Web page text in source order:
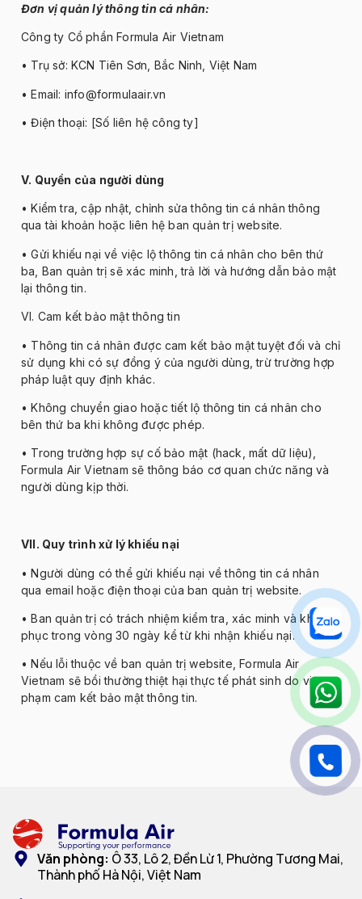
Đơn vị quản lý thông tin cá nhân:
Công ty Cổ phần Formula Air Vietnam
• Trụ sở: KCN Tiên Sơn, Bắc Ninh, Việt Nam
• Email: info@formulaair.vn
•Điện thoại: [Số liên hệ công ty]
V. Quyền của người dùng
• Kiểm tra, cập nhật, chỉnh sửa thông tin cá nhân thông
qua tài khoản hoặc liên hệ ban quản trị website.
• Gửi khiếu nại về việc lộ thông tin cá nhân cho bên thứ
ba, Ban quản trị sẽ xác minh, trả lời và hướng dẫn bảo mật
lại thông tin.
VI. Cam kết bảo mật thông tin
• Thông tin cá nhânđược cam kết bảo mật tuyệtđối và chỉ
sử dụng khi có sự đồng ý của người dùng, trừ trường hợp
pháp luật quy định khác.
• Không chuyển giao hoặc tiết lộ thông tin cá nhân cho
bên thứ ba khi khôngđược phép.
• Trong trường hợp sự cố bảo mật (hack, mất dữ liệu),
Formula Air Vietnam sẽ thông báo cơ quan chức năng và
người dùng kịp thời.
VII. Quy trình xử lý khiếu nại
• Người dùng có thể gửi khiếu nại về thông tin cá nhân
qua email hoặcđiện thoại của ban quản trị website.
• Ban quản trị có trách nhiệm kiểm tra, xác minh và khắc
phục trong vòng 30 ngày kể từ khi nhận khiếu nại.
• Nếu lỗi thuộc về ban quản trị website, Formula Air
Vietnam sẽ bồi thường thiệt hại thực tế phát sinh do vi
phạm cam kết bảo mật thông tin.
Văn phòng: Ô 33, Lô 2, Đền Lừ 1, Phường Tương Mai,
Thành phố Hà Nội, Việt Nam